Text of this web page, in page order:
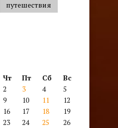
путешествия
Чт Пт Сб
Вс
2 3 4
5
9 10 11
12
16 17 18
19
23 24 25
26